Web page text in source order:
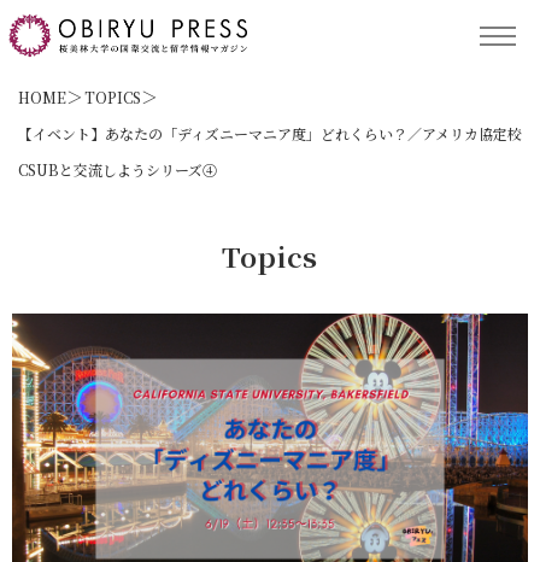
記事コンテンツ
サポート
保護者の方へ ACCESS
HOME
TOPICS
【イベント】あなたの「ディズニーマニア度」どれくらい？／アメリカ協定校
CSUBと交流しようシリーズ④
Topics